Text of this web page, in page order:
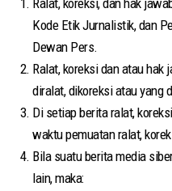
Ralat, koreksi, dan hak
Kode Etik Jurnalistik, dan
Dewan Pers.
Ralat, koreksi dan atau
diralat, dikoreksi atau yang
Di setiap berita ralat,
waktu pemuatan ralat,
Bila suatu berita media
lain, maka: